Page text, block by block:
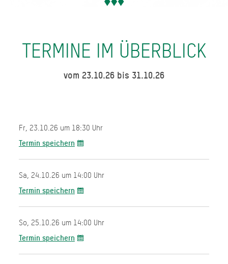
TERMINE IM ÜBERBLICK
vom 23.10.26 bis 31.10.26
Fr, 23.10.26 um 18:30 Uhr
Termin speichern
Sa, 24.10.26 um 14:00 Uhr
Termin speichern
So, 25.10.26 um 14:00 Uhr
Termin speichern